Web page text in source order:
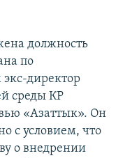
должность
по
директор
среды КР
«Азаттык». Он
с условием, что
о внедрении